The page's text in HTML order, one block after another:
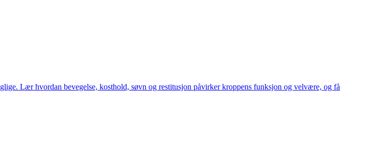
Lær hvordan bevegelse, kosthold, søvn og restitusjon påvirker kroppens funksjon og velvære, og få